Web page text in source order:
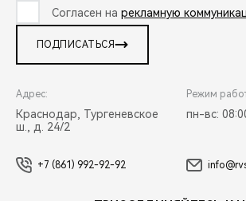
Согласен на рекламную
ПОДПИСАТЬСЯ
Адрес:
Краснодар, Тургеневское
ш., д. 24/2
Режим
пн-вс:
+7 (861) 992-92-92